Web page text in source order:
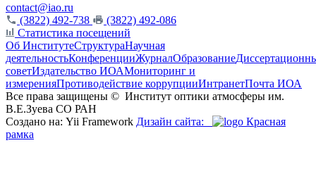
contact@iao.ru
(3822) 492-738
(3822) 492-086
Статистика посещений
Об ИнститутеСтруктураНаучная
деятельностьКонференцииЖурналОбразование
советИздательство ИОАМониторинг и
измеренияПротиводействие коррупцииИнтранетПочта ИОА
Все права защищены © Институт оптики атмосферы им.
В.Е.Зуева СО РАН
Создано на: Yii Framework Дизайн сайта:
Красная
рамка